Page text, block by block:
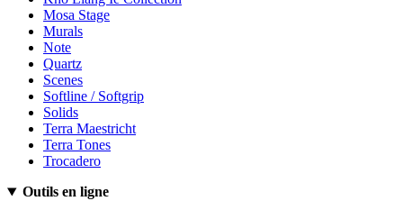
Mosa Stage
Murals
Note
Quartz
Scenes
Softline / Softgrip
Solids
Terra Maestricht
Terra Tones
Trocadero
Outils en ligne